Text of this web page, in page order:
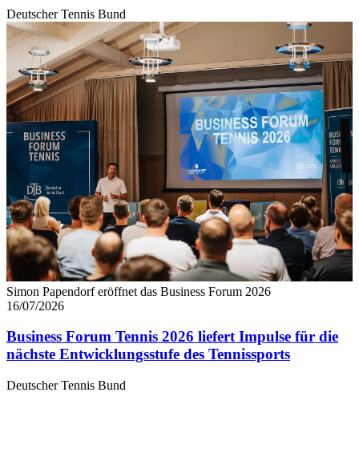
Deutscher Tennis Bund
Simon Papendorf eröffnet das Business Forum 2026
16/07/2026
Business Forum Tennis 2026 liefert Impulse für die
nächste Entwicklungsstufe des Tennissports
Deutscher Tennis Bund